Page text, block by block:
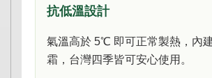
抗低溫設計
氣溫高於 5℃ 即可正常製熱，內
霜，台灣四季皆可安心使用。